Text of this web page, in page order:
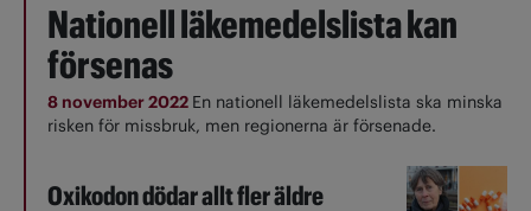
Nationell läkemedelslista kan
försenas
8 november 2022 En nationell läkemedelslista ska minska
risken för missbruk, men regionerna är försenade.
Oxikodon dödar allt fler äldre